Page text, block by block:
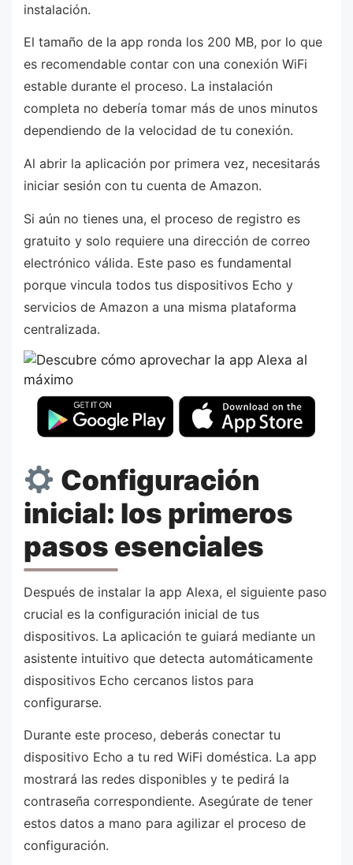
instalación.
El tamaño de la app ronda los 200 MB, por lo que
es recomendable contar con una conexión WiFi
estable durante el proceso. La instalación
completa no debería tomar más de unos minutos
dependiendo de la velocidad de tu conexión.
Al abrir la aplicación por primera vez, necesitarás
iniciar sesión con tu cuenta de Amazon.
Si aún no tienes una, el proceso de registro es
gratuito y solo requiere una dirección de correo
electrónico válida. Este paso es fundamental
porque vincula todos tus dispositivos Echo y
servicios de Amazon a una misma plataforma
centralizada.
Configuración
inicial: los primeros
pasos esenciales
Después de instalar la app Alexa, el siguiente paso
crucial es la configuración inicial de tus
dispositivos. La aplicación te guiará mediante un
asistente intuitivo que detecta automáticamente
dispositivos Echo cercanos listos para
configurarse.
Durante este proceso, deberás conectar tu
dispositivo Echo a tu red WiFi doméstica. La app
mostrará las redes disponibles y te pedirá la
contraseña correspondiente. Asegúrate de tener
estos datos a mano para agilizar el proceso de
configuración.